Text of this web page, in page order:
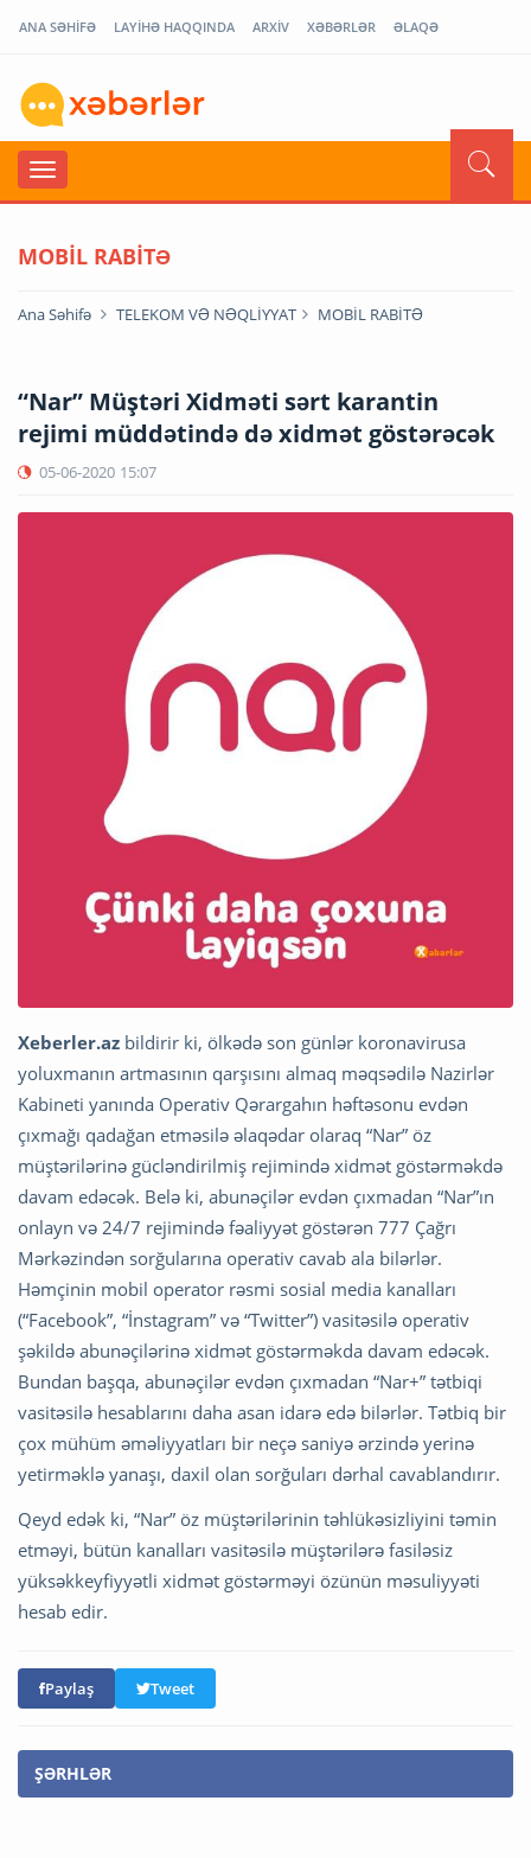
ANA SƏHİFƏ LAYİHƏ HAQQINDA ARXİV XƏBƏRLƏR ƏLAQƏ
MOBİL RABİTƏ
Ana Səhifə TELEKOM VƏ NƏQLİYYAT MOBİL RABİTƏ
“Nar” Müştəri Xidməti sərt karantin
rejimi müddətində də xidmət göstərəcək
05-06-2020 15:07
Xeberler.az bildirir ki, ölkədə son günlər koronavirusa
yoluxmanın artmasının qarşısını almaq məqsədilə Nazirlər
Kabineti yanında Operativ Qərargahın həftəsonu evdən
çıxmağı qadağan etməsilə əlaqədar olaraq “Nar” öz
müştərilərinə gücləndirilmiş rejimində xidmət göstərməkdə
davam edəcək. Belə ki, abunəçilər evdən çıxmadan “Nar”ın
onlayn və 24/7 rejimində fəaliyyət göstərən 777 Çağrı
Mərkəzindən sorğularına operativ cavab ala bilərlər.
Həmçinin mobil operator rəsmi sosial media kanalları
(“Facebook”, “İnstagram” və “Twitter”) vasitəsilə operativ
şəkildə abunəçilərinə xidmət göstərməkda davam edəcək.
Bundan başqa, abunəçilər evdən çıxmadan “Nar+” tətbiqi
vasitəsilə hesablarını daha asan idarə edə bilərlər. Tətbiq bir
çox mühüm əməliyyatları bir neçə saniyə ərzində yerinə
yetirməklə yanaşı, daxil olan sorğuları dərhal cavablandırır.
Qeyd edək ki, “Nar” öz müştərilərinin təhlükəsizliyini təmin
etməyi, bütün kanalları vasitəsilə müştərilərə fasiləsiz
yüksəkkeyfiyyətli xidmət göstərməyi özünün məsuliyyəti
hesab edir.
Paylaş Tweet
ŞƏRHLƏR